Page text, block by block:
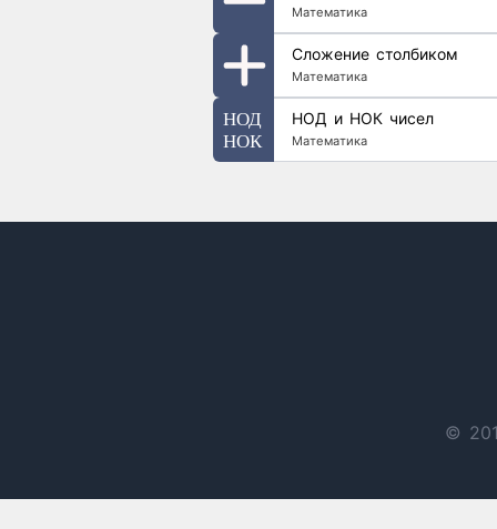
Математика
Сложение столбиком
Математика
НОД и НОК чисел
Математика
©